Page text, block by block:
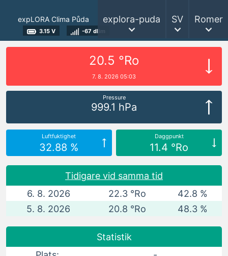
expLORA Clima Půda
3.15 V -67 dBm
explora-puda SV Romer
20.5 °Ro
7. 8. 2026 05:03
Pressure
999.1 hPa
Luftfuktighet
32.88 %
Daggpunkt
11.4 °Ro
Tidigare vid samma tid
6. 8. 2026
22.3 °Ro
42.8 %
5. 8. 2026
20.8 °Ro 48.3 %
Statistik